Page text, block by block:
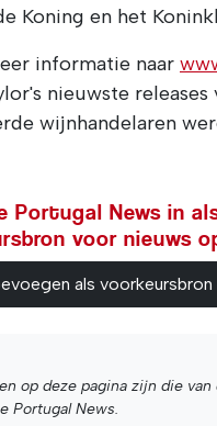
Koning en het
informatie naar
nieuwste releases
wijnhandelaren
Portugal News in
voor nieuws
als
op deze pagina zijn die van
Portugal News.